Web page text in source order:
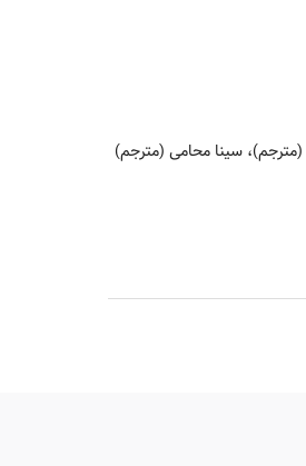
سینا محامی (مترجم)